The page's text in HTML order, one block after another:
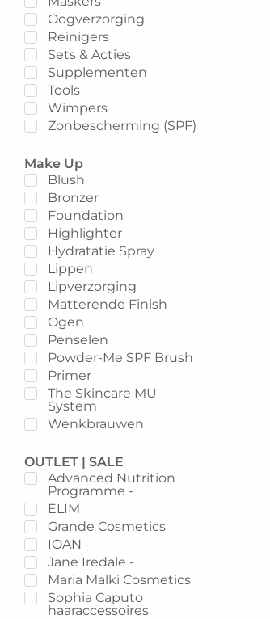
Oogverzorging
Reinigers
Sets & Acties
Supplementen
Tools
Wimpers
Zonbescherming (SPF)
Make Up
Blush
Bronzer
Foundation
Highlighter
Hydratatie Spray
Lippen
Lipverzorging
Matterende Finish
Ogen
Penselen
Powder-Me SPF Brush
Primer
The Skincare MU
System
Wenkbrauwen
OUTLET | SALE
Advanced Nutrition
Programme -
ELIM
Grande Cosmetics
IOAN -
Jane Iredale -
Maria Malki Cosmetics
Sophia Caputo
haaraccessoires